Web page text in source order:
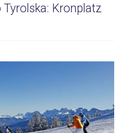
Kronplatz